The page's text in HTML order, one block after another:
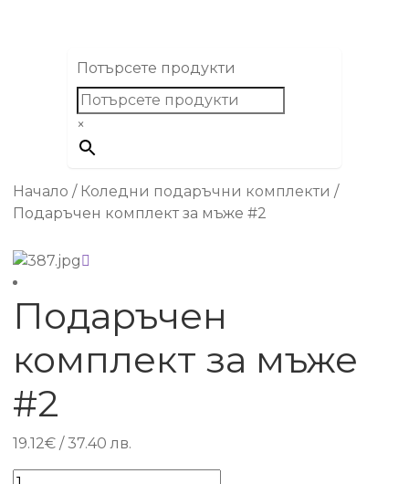
Потърсете продукти
×
Начало / Коледни подаръчни комплекти /
Подаръчен комплект за мъже #2
Подаръчен
комплект за мъже
#2
19.12€ / 37.40 лв.
количество